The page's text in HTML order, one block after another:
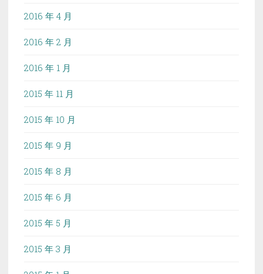
2016 年 4 月
2016 年 2 月
2016 年 1 月
2015 年 11 月
2015 年 10 月
2015 年 9 月
2015 年 8 月
2015 年 6 月
2015 年 5 月
2015 年 3 月